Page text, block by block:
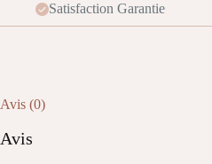
Satisfaction Garantie
Avis (0)
Avis